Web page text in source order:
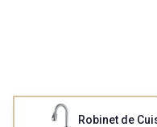
Robinet de